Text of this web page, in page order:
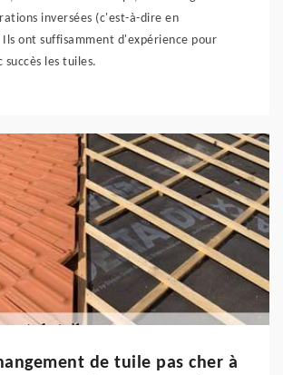
inversées (c'est-à-dire en
ont suffisamment d'expérience pour
succès les tuiles.
de tuile pas cher à